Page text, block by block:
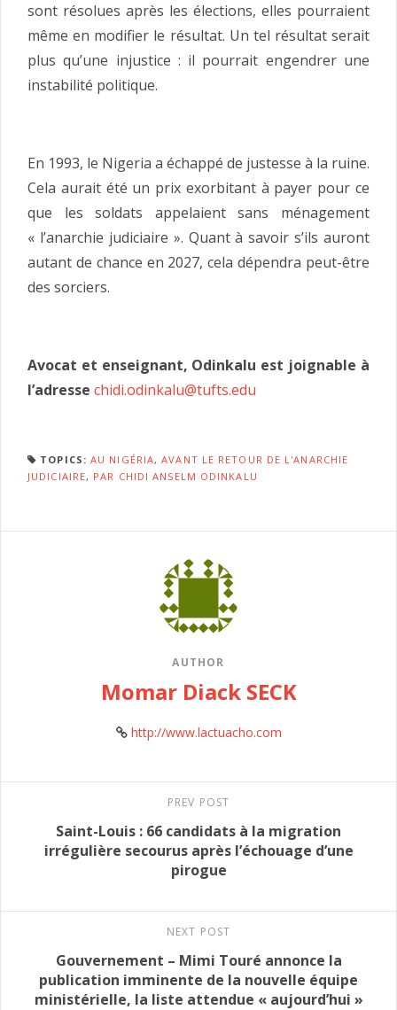
sont résolues après les élections, elles pourraient
même en modifier le résultat. Un tel résultat serait
plus qu’une injustice : il pourrait engendrer une
instabilité politique.
En 1993, le Nigeria a échappé de justesse à la ruine.
Cela aurait été un prix exorbitant à payer pour ce
que les soldats appelaient sans ménagement
« l’anarchie judiciaire ». Quant à savoir s’ils auront
autant de chance en 2027, cela dépendra peut-être
des sorciers.
Avocat et enseignant, Odinkalu est joignable à
l’adresse chidi.odinkalu@tufts.edu
TOPICS: AU NIGÉRIA,AVANT LE RETOUR DE L'ANARCHIE
JUDICIAIRE, PAR CHIDI ANSELM ODINKALU
AUTHOR
Momar Diack SECK
http://www.lactuacho.com
PREV POST
Saint-Louis : 66 candidats à la migration
irrégulière secourus après l’échouage d’une
pirogue
NEXT POST
Gouvernement – Mimi Touré annonce la
publication imminente de la nouvelle équipe
ministérielle, la liste attendue « aujourd’hui »